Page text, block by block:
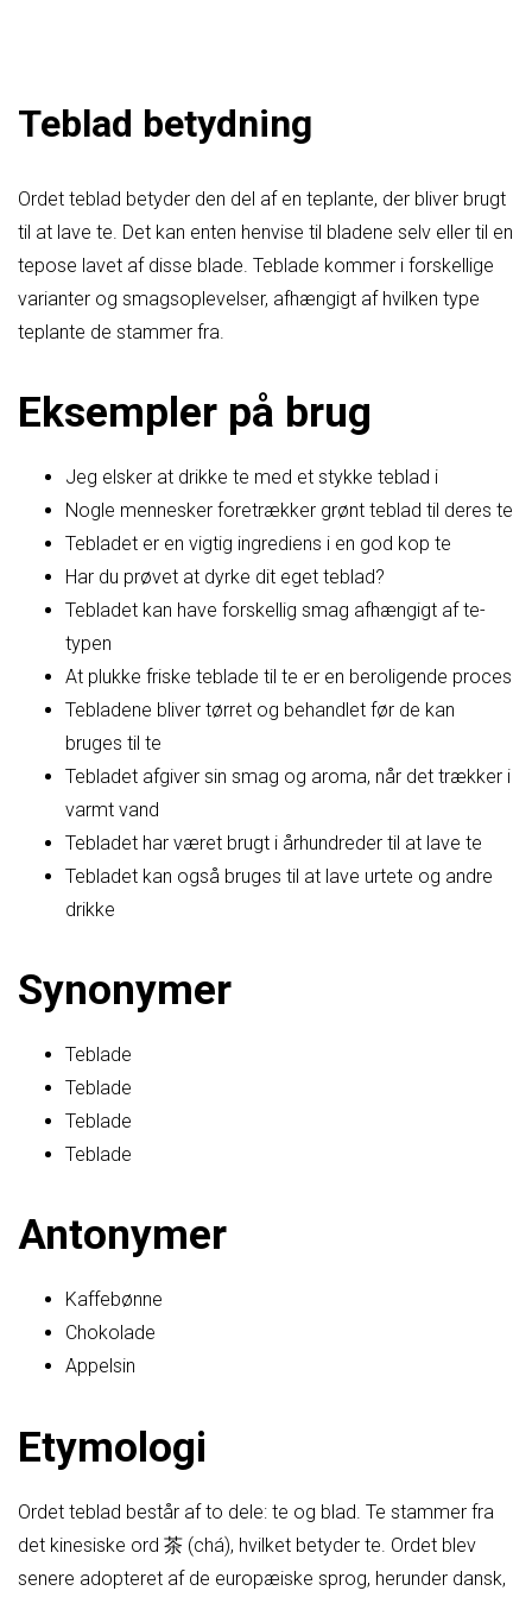
Teblad betydning
Ordet teblad betyder den del af en teplante, der bliver brugt
til at lave te. Det kan enten henvise til bladene selv eller til en
tepose lavet af disse blade. Teblade kommer i forskellige
varianter og smagsoplevelser, afhængigt af hvilken type
teplante de stammer fra.
Eksempler på brug
Jeg elsker at drikke te med et stykke teblad i
Nogle mennesker foretrækker grønt teblad til deres te
Tebladet er en vigtig ingrediens i en god kop te
Har du prøvet at dyrke dit eget teblad?
Tebladet kan have forskellig smag afhængigt af te-
typen
At plukke friske teblade til te er en beroligende proces
Tebladene bliver tørret og behandlet før de kan
bruges til te
Tebladet afgiver sin smag og aroma, når det trækker i
varmt vand
Tebladet har været brugt i århundreder til at lave te
Tebladet kan også bruges til at lave urtete og andre
drikke
Synonymer
Teblade
Teblade
Teblade
Teblade
Antonymer
Kaffebønne
Chokolade
Appelsin
Etymologi
Ordet teblad består af to dele: te og blad. Te stammer fra
det kinesiske ord 茶 (chá), hvilket betyder te. Ordet blev
senere adopteret af de europæiske sprog, herunder dansk,